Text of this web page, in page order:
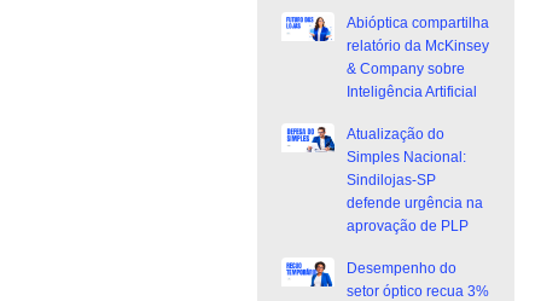
Abióptica compartilha
relatório da McKinsey
& Company sobre
Inteligência Artificial
Atualização do
Simples Nacional:
Sindilojas-SP
defende urgência na
aprovação de PLP
Desempenho do
setor óptico recua 3%